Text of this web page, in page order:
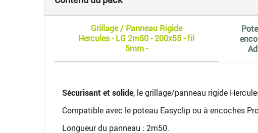
Grillage / Panneau Rigide
Hercules - LG 2m50 - 200x55 - fil
5mm -
Sécurisant et solide, le grillage/panneau rigide
Compatible avec le poteau Easyclip ou à encoches
Longueur du panneau : 2m50.